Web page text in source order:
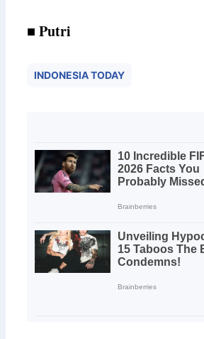
■ Putri
INDONESIA TODAY